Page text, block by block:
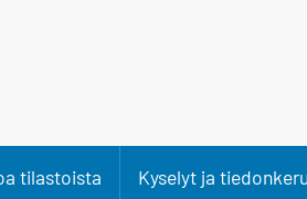
tilastoista Kyselyt ja